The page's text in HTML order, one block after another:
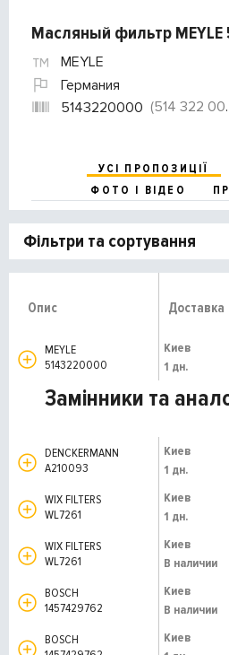
Масляный фильтр
MEYLE
Германия
5143220000 (514 322 0000)
УСІ ПРОПОЗИЦІЇ
ФОТО І ВІДЕО
Фільтри та сортування
Опис Доставка
MEYLE
5143220000
Киев
1 дн.
Замінники та
DENCKERMANN
A210093
Киев
1 дн.
WIX FILTERS
WL7261
Киев
1 дн.
WIX FILTERS
WL7261
Киев
В наличии
BOSCH
1457429762
Киев
В наличии
BOSCH
Киев